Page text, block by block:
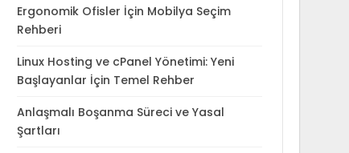
Ergonomik Ofisler İçin Mobilya Seçim
Rehberi
Linux Hosting ve cPanel Yönetimi: Yeni
Başlayanlar İçin Temel Rehber
Anlaşmalı Boşanma Süreci ve Yasal
Şartları